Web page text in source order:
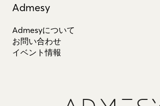
Admesy
Admesyについて
お問い合わせ
イベント情報